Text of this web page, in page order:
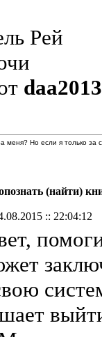
Рей
daa2013
меня? Но если я только
(найти)
:: 22:04:12